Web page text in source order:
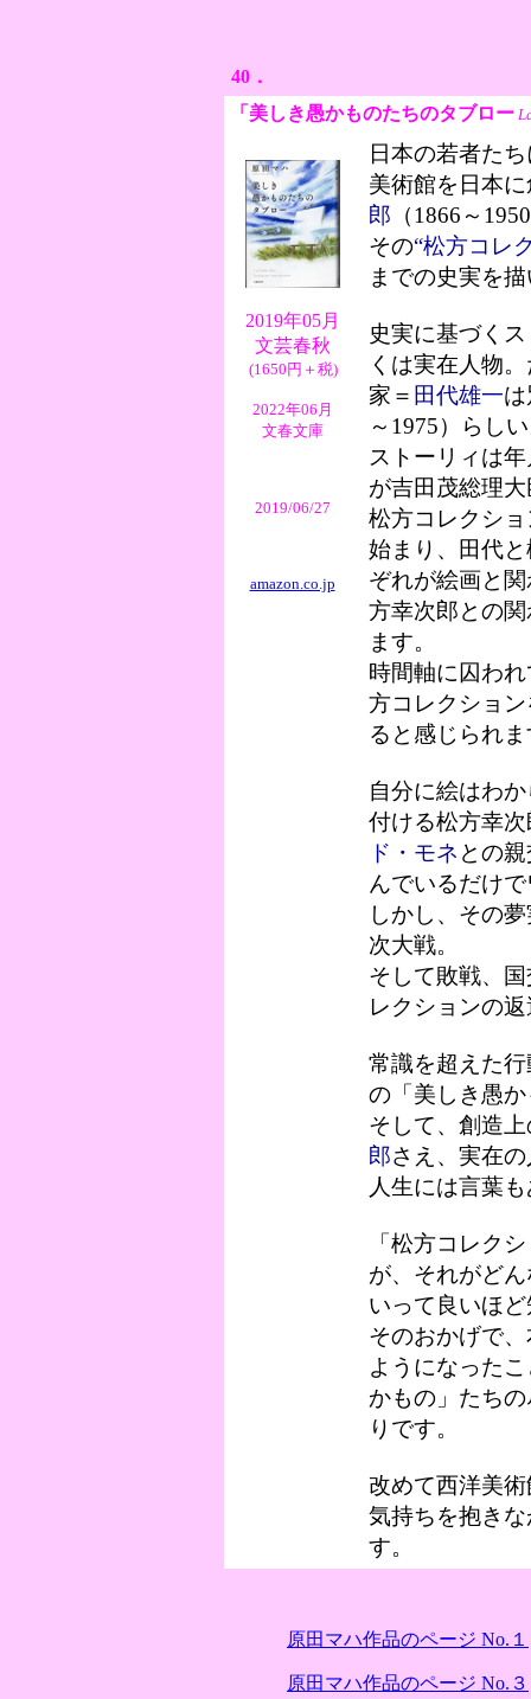
40．
「美しき愚かものたちのタブロー
2019年05月
文芸春秋
(1650円＋税)
2022年06月
文春文庫
2019/06/27
amazon.co.jp
日本の若者た
美術館を日本
郎 （1866～
その“松方コレ
までの史実を
史実に基づく
くは実在人物
家＝ 田代雄一
～1975）らし
ストーリィは
が吉田茂総理
松方コレクシ
始まり、田代
ぞれが絵画と
方幸次郎との
ます。
時間軸に囚わ
方コレクショ
ると感じられ
自分に絵はわ
付ける松方幸
ド・モネ との
んでいるだけ
しかし、その
次大戦。
そして敗戦、
レクションの
常識を超えた
の「美しき愚
そして、創造
郎さえ、実在
人生には言葉
「松方コレク
が、それがど
いって良いほ
そのおかげで
ようになった
かもの」たち
りです。
改めて西洋美
気持ちを抱き
す。
原田マハ作品のページ No.１
原田マハ作品のページ No.３